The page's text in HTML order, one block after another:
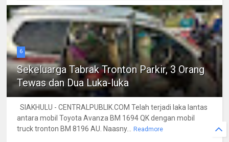
6
Sekeluarga Tabrak Tronton Parkir, 3 Orang
Tewas dan Dua Luka-luka
SIAKHULU - CENTRALPUBLIK.COM Telah terjadi laka lantas
antara mobil Toyota Avanza BM 1694 QK dengan mobil
truck tronton BM 8196 AU. Naasny... Readmore